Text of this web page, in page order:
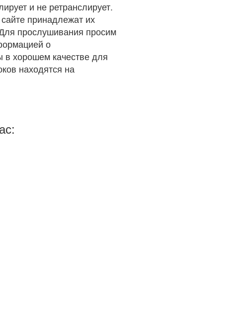
и не ретранслирует.
принадлежат их
прослушивания просим
о
в хорошем качестве для
находятся на